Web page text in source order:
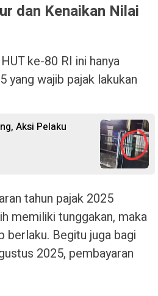
dan Kenaikan Nilai
ke-80 RI ini hanya
yang wajib pajak lakukan
Aksi Pelaku
tahun pajak 2025
memiliki tunggakan, maka
Begitu juga bagi
2025, pembayaran